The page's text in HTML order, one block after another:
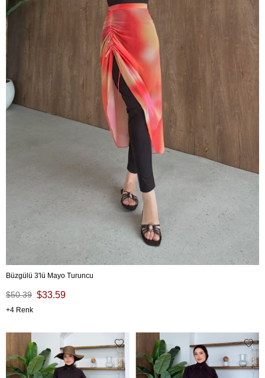
Büzgülü 3'lü Mayo Turuncu
$33.59
$50.39
4